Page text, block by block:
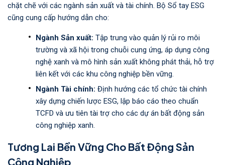
chặt chẽ với các ngành sản xuất và tài chính. Bộ Sổ tay ESG
cũng cung cấp hướng dẫn cho:
Ngành Sản xuất: Tập trung vào quản lý rủi ro môi
trường và xã hội trong chuỗi cung ứng, áp dụng công
nghệ xanh và mô hình sản xuất không phát thải, hỗ trợ
liên kết với các khu công nghiệp bền vững.
Ngành Tài chính: Định hướng các tổ chức tài chính
xây dựng chiến lược ESG, lập báo cáo theo chuẩn
TCFD và ưu tiên tài trợ cho các dự án bất động sản
công nghiệp xanh.
Tương Lai Bền Vững Cho Bất Động Sản
Công Nghiệp